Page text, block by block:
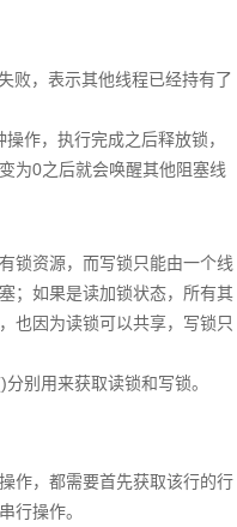
败，表示其他线程已经持有了
作，执行完成之后释放锁，
为0之后就会唤醒其他阻塞线
锁资源，而写锁只能由一个线
；如果是读加锁状态，所有其
也因为读锁可以共享，写锁只
别用来获取读锁和写锁。
作，都需要首先获取该行的行
行操作。